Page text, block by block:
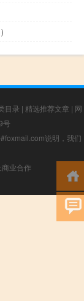
目录 | 精选推荐文章 | 网
号
说明，我们
业合作